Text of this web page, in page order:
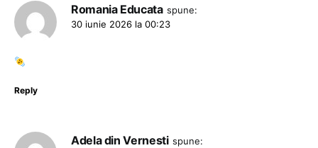
Romania Educata spune:
30 iunie 2026 la 00:23
Reply
Adela din Vernesti spune: